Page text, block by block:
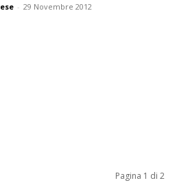
- 29 Novembre 2012
Pagina 1 di 2